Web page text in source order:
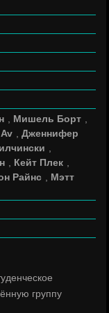
Мишель Борт
,Дженнифер
Кейт Плек
Райнс
Мэтт
группу